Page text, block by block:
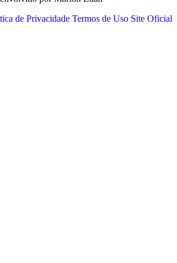
de Privacidade Termos de Uso Site Oficial